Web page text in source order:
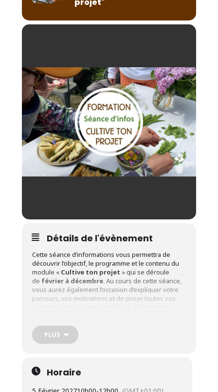
Détails de l'évènement
Cette séance d’informations vous permettra de
découvrir l’objectif, le programme et le contenu du
module « Cultive ton projet » qui se déroule
de février à décembre. Au cours de cette séance,
vous aurez également l’occasion d’expliquer votre
parcours, vos motivations et de poser toutes vos
Jodoigne
A qui s’adresse ce module de formation ?
en action progressivement.
PLUS
Horaire